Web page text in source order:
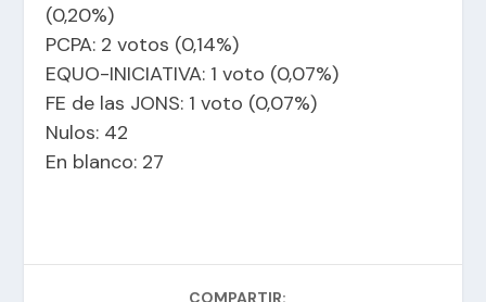
(0,20%)
PCPA: 2 votos (0,14%)
EQUO-INICIATIVA: 1 voto (0,07%)
FE de las JONS: 1 voto (0,07%)
Nulos: 42
En blanco: 27
COMPARTIR: